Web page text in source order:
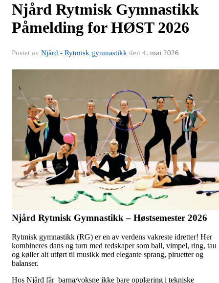
Njård Rytmisk Gymnastikk
Påmelding for HØST 2026
Postet av Njård - Rytmisk gymnastikk den 4. mai 2026
Njård Rytmisk Gymnastikk – Høstsemester 2026
Rytmisk gymnastikk (RG) er en av verdens vakreste idretter! Her
kombineres dans og turn med redskaper som ball, vimpel, ring, tau
og køller alt utført til musikk med elegante sprang, piruetter og
balanser.
Hos Njård får barna/voksne ikke bare opplæring i tekniske